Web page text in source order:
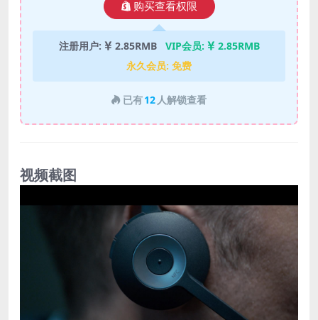
购买查看权限
注册用户: 2.85RMB VIP会员:
2.85RMB
永久会员: 免费
已有12 人解锁查看
视频截图